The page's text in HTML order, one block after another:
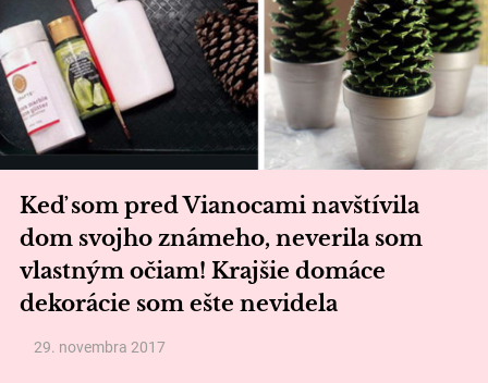
Keď som pred Vianocami navštívila
dom svojho známeho, neverila som
vlastným očiam! Krajšie domáce
dekorácie som ešte nevidela
29. novembra 2017